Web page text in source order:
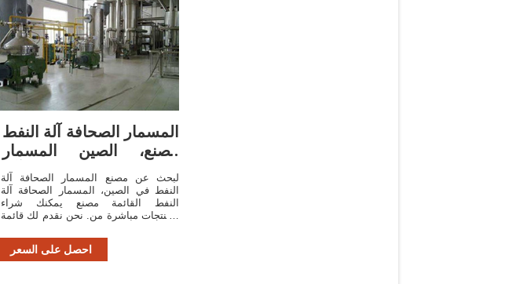
المسمار الصحافة آلة النفط
مصنع، الصين المسمار
الصحافة آلة ...
لبحث عن مصنع المسمار الصحافة آلة
النفط في الصين، المسمار الصحافة آلة
النفط القائمة مصنع يمكنك شراء
المنتجات مباشرة من. نحن نقدم لك قائمة
الصحافة آلة النفط المصانع / الشركات
المصنعة ...
احصل على السعر